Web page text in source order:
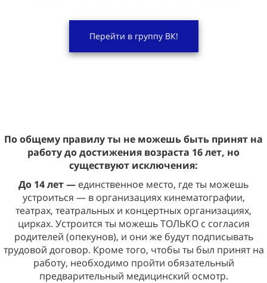
Перейти в группу ВК!
По общему правилу ты не можешь быть принят на
работу до достижения возраста 16 лет, но
существуют исключения:
До 14 лет — единственное место, где ты можешь
устроиться — в организациях кинематографии,
театрах, театральных и концертных организациях,
цирках. Устроится ты можешь ТОЛЬКО с согласия
родителей (опекунов), и они же будут подписывать
трудовой договор. Кроме того, чтобы ты был принят на
работу, необходимо пройти обязательный
предварительный медицинский осмотр.